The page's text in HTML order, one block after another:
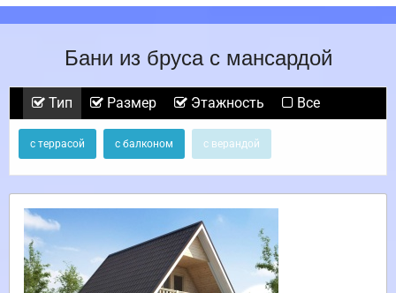
Бани из бруса с мансардой
Тип Размер Этажность Все
с террасой с балконом с верандой